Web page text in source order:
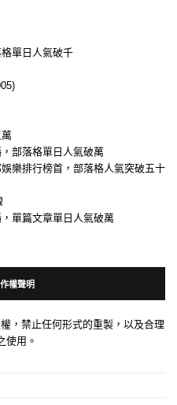
單日人氣破千
部落格單日人氣破萬
樂排行榜首，部落格人氣突破五十
單篇文章單日人氣破萬
權聲明
，禁止任何形式的重製，以及合理
使用。